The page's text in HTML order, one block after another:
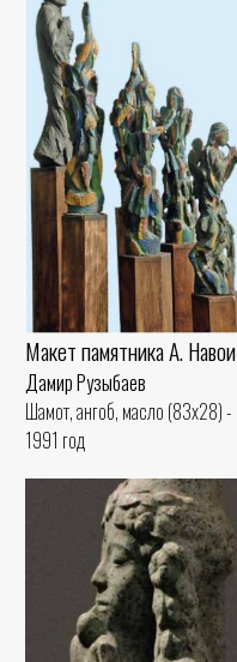
Макет памятника А. Навои
Дамир Рузыбаев
Шамот, ангоб, масло (83x28) -
1991 год